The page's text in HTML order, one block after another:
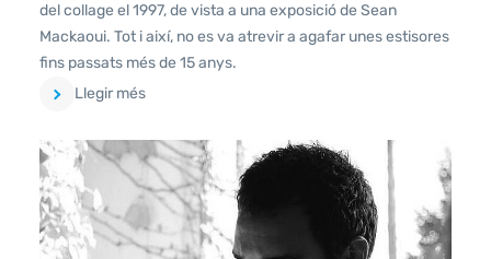
del collage el 1997, de vista a una exposició de Sean
Mackaoui. Tot i així, no es va atrevir a agafar unes estisores
fins passats més de 15 anys.
Llegir més